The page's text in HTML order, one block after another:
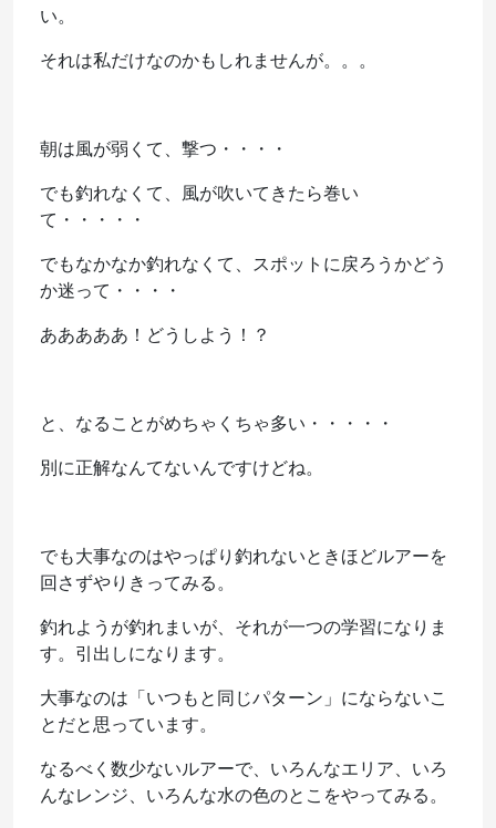
い。
それは私だけなのかもしれませんが。。。
朝は風が弱くて、撃つ・・・・
でも釣れなくて、風が吹いてきたら巻い
て・・・・・
でもなかなか釣れなくて、スポットに戻ろうかどう
か迷って・・・・
あああああ！どうしよう！？
と、なることがめちゃくちゃ多い・・・・・
別に正解なんてないんですけどね。
でも大事なのはやっぱり釣れないときほどルアーを
回さずやりきってみる。
釣れようが釣れまいが、それが一つの学習になりま
す。引出しになります。
大事なのは「いつもと同じパターン」にならないこ
とだと思っています。
なるべく数少ないルアーで、いろんなエリア、いろ
んなレンジ、いろんな水の色のとこをやってみる。